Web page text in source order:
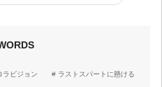
ラビジョン ラストスパートに懸ける